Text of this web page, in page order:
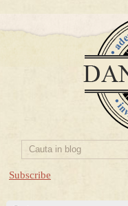
Subscribe